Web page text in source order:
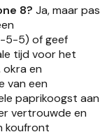
8? Ja, maar pas
5-5) of geef
tijd voor het
okra en
van een
paprikoogst aan
vertrouwde en
koufront